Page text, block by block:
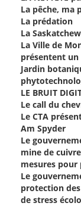
La pêche, ma
La prédation
La
La Ville de
présentent un
Jardin
LE BRUIT
Le call du
Le CTA
Am Spyder
Le
mine de
mesures pour
Le
protection
de stress